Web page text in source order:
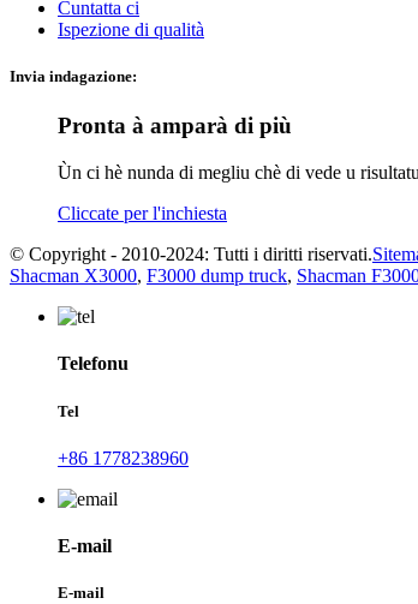
Cuntatta ci
Ispezione di qualità
Invia indagazione:
Pronta à amparà di più
Ùn ci hè nunda di megliu chè di vede u
Cliccate per l'inchiesta
© Copyright - 2010-2024: Tutti i diritti riservati.
Shacman X3000, F3000 dump truck, Shacman
Telefonu
Tel
+86 1778238960
E-mail
E-mail